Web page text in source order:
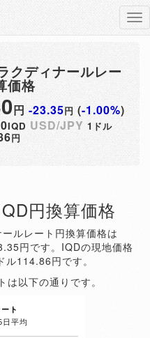
クディナールレー
価格
円 -23.35円 (-1.00%)
IQD USD/JPY 1ドル
円
円換算価格
ルレート円換算価格は
円です。IQDの現地価格
114.86円です。
以下の通りです。
ト
日平均